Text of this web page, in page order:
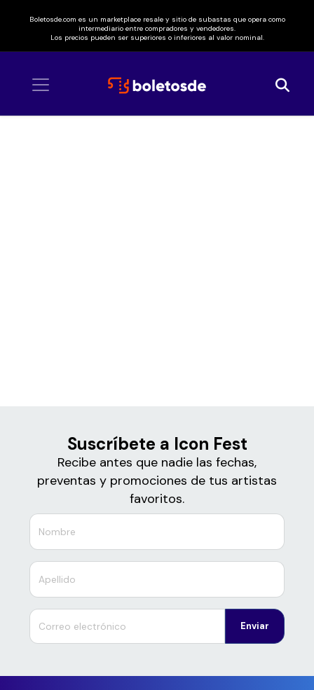
Boletosde.com es un marketplace resale y sitio de subastas que opera como
intermediario entre compradores y vendedores.
Los precios pueden ser superiores o inferiores al valor nominal.
Suscríbete a Icon Fest
Recibe antes que nadie las fechas,
preventas y promociones de tus artistas
favoritos.
Enviar